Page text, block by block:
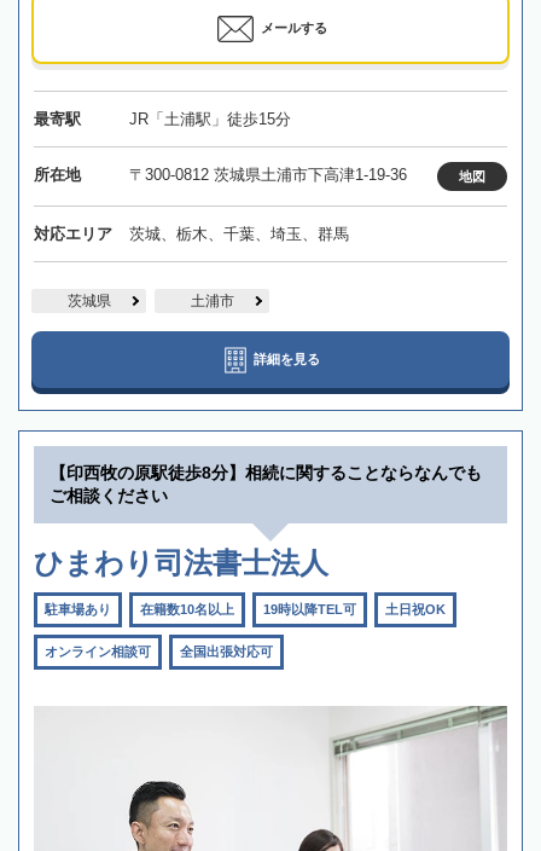
メールする
最寄駅 JR「土浦駅」徒歩15分
所在地 〒300-0812 茨城県土浦市下高津1-19-36 地図
対応エリア 茨城、栃木、千葉、埼玉、群馬
茨城県 土浦市
詳細を見る
【印西牧の原駅徒歩8分】相続に関することならなんでも
ご相談ください
ひまわり司法書士法人
駐車場あり 在籍数10名以上 19時以降TEL可 土日祝OK
オンライン相談可 全国出張対応可